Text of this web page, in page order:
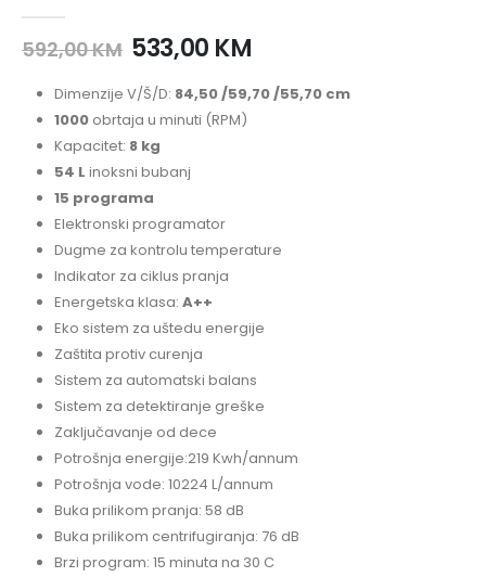
592,00KM 533,00 KM
Dimenzije V/Š/D: 84,50 /59,70 /55,70 cm
1000obrtaja u minuti (RPM)
Kapacitet: 8 kg
54 L inoksni bubanj
15 programa
Elektronski programator
Dugme za kontrolu temperature
Indikator za ciklus pranja
Energetska klasa: A++
Eko sistem za uštedu energije
Zaštita protiv curenja
Sistem za automatski balans
Sistem za detektiranje greške
Zaključavanje od dece
Potrošnja energije:219 Kwh/annum
Potrošnja vode: 10224 L/annum
Buka prilikom pranja: 58 dB
Buka prilikom centrifugiranja: 76 dB
Brzi program: 15 minuta na 30 C